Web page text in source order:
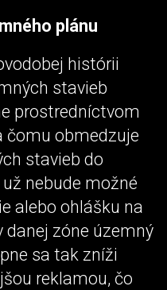
plánu
histórii
stavieb
prostredníctvom
čomu obmedzuje
stavieb do
nebude možné
alebo ohlášku na
zóne územný
sa tak zníži
reklamou, čo